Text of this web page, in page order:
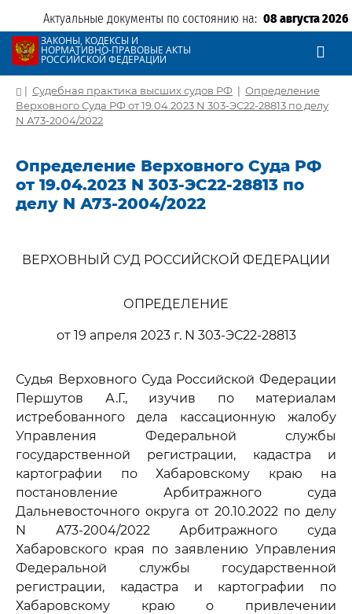
Актуальные документы по состоянию на: 08 августа 2026
ЗАКОНЫ, КОДЕКСЫ И
НОРМАТИВНО-ПРАВОВЫЕ АКТЫ
РОССИЙСКОЙ ФЕДЕРАЦИИ
| Судебная практика высших судов РФ | Определение
Верховного Суда РФ от 19.04.2023 N 303-ЭС22-28813 по делу
N А73-2004/2022
Определение Верховного Суда РФ
от 19.04.2023 N 303-ЭС22-28813 по
делу N А73-2004/2022
ВЕРХОВНЫЙ СУД РОССИЙСКОЙ ФЕДЕРАЦИИ
ОПРЕДЕЛЕНИЕ
от 19 апреля 2023 г. N 303-ЭС22-28813
Судья Верховного Суда Российской Федерации
Першутов А.Г., изучив по материалам
истребованного дела кассационную жалобу
Управления Федеральной службы
государственной регистрации, кадастра и
картографии по Хабаровскому краю на
постановление Арбитражного суда
Дальневосточного округа от 20.10.2022 по делу
N А73-2004/2022 Арбитражного суда
Хабаровского края по заявлению Управления
Федеральной службы государственной
регистрации, кадастра и картографии по
Хабаровскому краю о привлечении